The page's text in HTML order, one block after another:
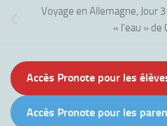
Voyage en Allemagne, Jour
« l’eau » de
Accès Pronote pour les
Accès Pronote pour les